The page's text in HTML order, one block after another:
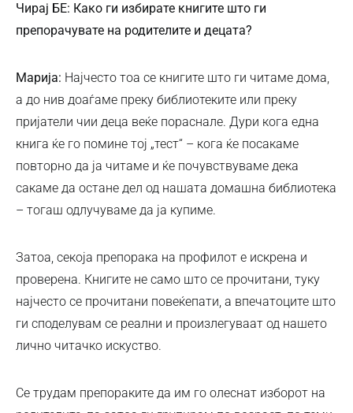
Чирај БЕ: Како ги избирате книгите што ги
препорачувате на родителите и децата?
Марија: Најчесто тоа се книгите што ги читаме дома,
а до нив доаѓаме преку библиотеките или преку
пријатели чии деца веќе пораснале. Дури кога една
книга ќе го помине тој „тест“ – кога ќе посакаме
повторно да ја читаме и ќе почувствуваме дека
сакаме да остане дел од нашата домашна библиотека
– тогаш одлучуваме да ја купиме.
Затоа, секоја препорака на профилот е искрена и
проверена. Книгите не само што се прочитани, туку
најчесто се прочитани повеќепати, а впечатоците што
ги споделувам се реални и произлегуваат од нашето
лично читачко искуство.
Се трудам препораките да им го олеснат изборот на